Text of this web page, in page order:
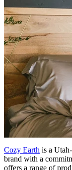
Cozy Earth is a
brand with a
offers a range of